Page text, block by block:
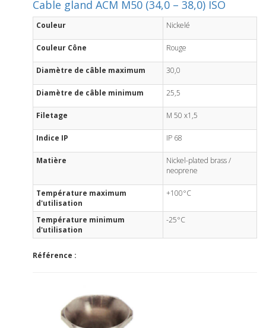
Cable gland ACM M50 (34,0 – 38,0) ISO
Couleur Nickelé
Couleur Cône Rouge
Diamètre de câble maximum 30,0
Diamètre de câble minimum 25,5
Filetage M 50 x1,5
Indice IP IP 68
Matière
Nickel-plated brass /
neoprene
Température maximum
d'utilisation
+100°C
Température minimum
d'utilisation
-25°C
Référence :